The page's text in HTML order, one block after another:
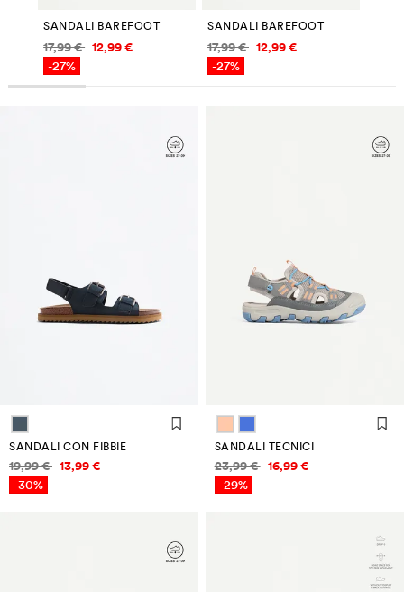
SANDALI BAREFOOT
Informazioni sui prezzi
17,99 € 12,99 €
-27%
SANDALI BAREFOOT
Informazioni sui prezzi
17,99 € 12,99 €
-27%
SANDALI CON FIBBIE
Informazioni sui prezzi
19,99 € 13,99 €
-30%
SANDALI TECNICI
Informazioni sui prezzi
23,99 € 16,99 €
-29%